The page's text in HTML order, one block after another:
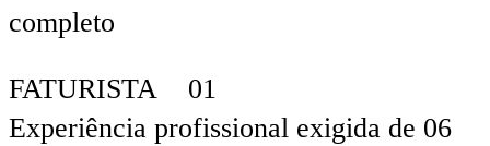
completo
FATURISTA 01
Experiência profissional exigida de 06